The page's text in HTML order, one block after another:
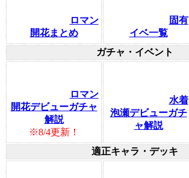
ロマン
開花まとめ
固有
イベ一覧
ガチャ・イベント
ロマン
開花デビューガチャ
解説
※8/4更新！
水着
泡瀬デビューガチ
ャ解説
適正キャラ・デッキ